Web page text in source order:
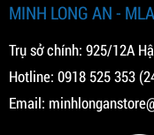
MINH LONG AN -
Trụ sở chính: 925/12A
Hotline: 0918 525 353
Email: